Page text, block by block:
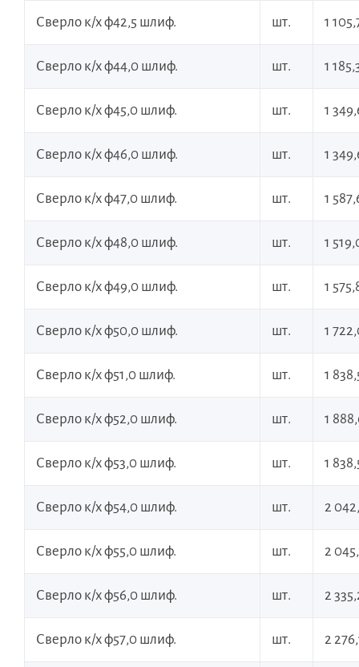
Сверло к/х ф42,5 шлиф. шт. 1
Сверло к/х ф44,0 шлиф. шт. 1
Сверло к/х ф45,0 шлиф. шт. 1
Сверло к/х ф46,0 шлиф. шт. 1
Сверло к/х ф47,0 шлиф. шт. 1
Сверло к/х ф48,0 шлиф. шт. 1
Сверло к/х ф49,0 шлиф. шт. 1
Сверло к/х ф50,0 шлиф. шт. 1
Сверло к/х ф51,0 шлиф. шт. 1
Сверло к/х ф52,0 шлиф. шт. 1
Сверло к/х ф53,0 шлиф. шт. 1
Сверло к/х ф54,0 шлиф. шт. 2
Сверло к/х ф55,0 шлиф. шт. 2
Сверло к/х ф56,0 шлиф. шт. 2
Сверло к/х ф57,0 шлиф. шт. 2